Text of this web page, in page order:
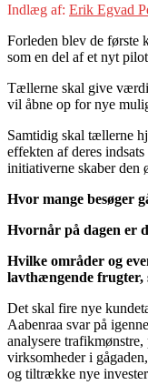
Indlæg af: Erik Egvad
Forleden blev de første
som en del af et nyt
Tællerne skal give
vil åbne op for nye
Samtidig skal tællerne
effekten af deres
initiativerne skaber den
Hvor mange besøger
Hvornår på dagen er
Hvilke områder og
lavthængende frugter,
Det skal fire nye
Aabenraa svar på
analysere
virksomheder i
og tiltrække nye